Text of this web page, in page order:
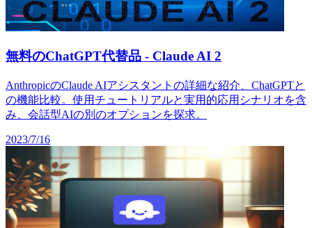
無料のChatGPT代替品 - Claude AI 2
AnthropicのClaude AIアシスタントの詳細な紹介、ChatGPTと
の機能比較。使用チュートリアルと実用的応用シナリオを含
み、会話型AIの別のオプションを探求。
2023/7/16